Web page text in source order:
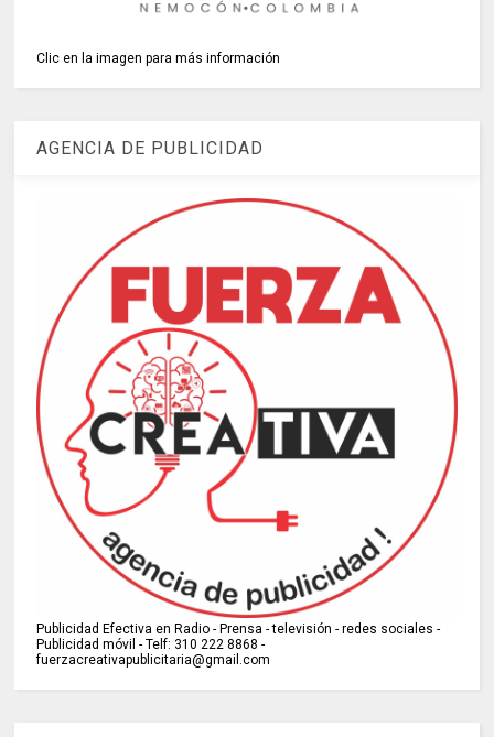
Clic en la imagen para más información
AGENCIA DE PUBLICIDAD
Publicidad Efectiva en Radio - Prensa - televisión - redes sociales -
Publicidad móvil - Telf: 310 222 8868 -
fuerzacreativapublicitaria@gmail.com